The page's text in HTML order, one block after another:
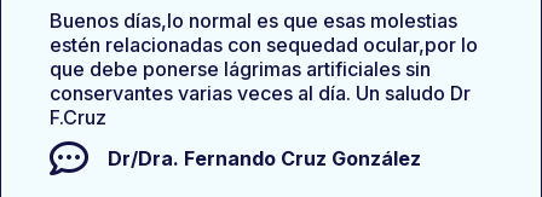
Buenos días,lo normal es que esas molestias
estén relacionadas con sequedad ocular,por lo
que debe ponerse lágrimas artificiales sin
conservantes varias veces al día. Un saludo Dr
F.Cruz
Dr/Dra. Fernando Cruz González